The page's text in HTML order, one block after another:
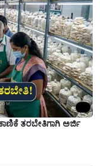
ತರಬೇತಿಗಾಗಿ ಅರ್ಜಿ